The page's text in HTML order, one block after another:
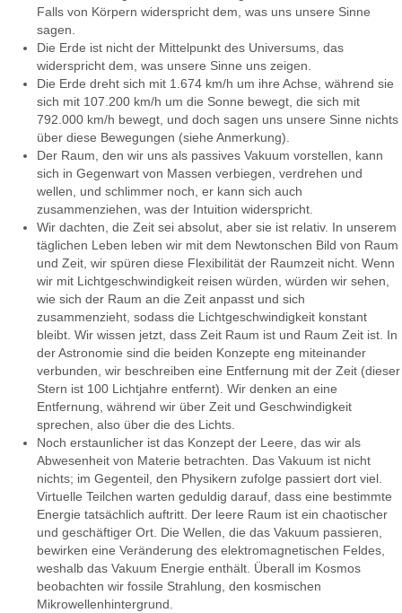
Falls von Körpern widerspricht dem, was uns unsere Sinne
sagen.
Die Erde ist nicht der Mittelpunkt des Universums, das
widerspricht dem, was unsere Sinne uns zeigen.
Die Erde dreht sich mit 1.674 km/h um ihre Achse, während sie
sich mit 107.200 km/h um die Sonne bewegt, die sich mit
792.000 km/h bewegt, und doch sagen uns unsere Sinne nichts
über diese Bewegungen (siehe Anmerkung).
Der Raum, den wir uns als passives Vakuum vorstellen, kann
sich in Gegenwart von Massen verbiegen, verdrehen und
wellen, und schlimmer noch, er kann sich auch
zusammenziehen, was der Intuition widerspricht.
Wir dachten, die Zeit sei absolut, aber sie ist relativ. In unserem
täglichen Leben leben wir mit dem Newtonschen Bild von Raum
und Zeit, wir spüren diese Flexibilität der Raumzeit nicht. Wenn
wir mit Lichtgeschwindigkeit reisen würden, würden wir sehen,
wie sich der Raum an die Zeit anpasst und sich
zusammenzieht, sodass die Lichtgeschwindigkeit konstant
bleibt. Wir wissen jetzt, dass Zeit Raum ist und Raum Zeit ist. In
der Astronomie sind die beiden Konzepte eng miteinander
verbunden, wir beschreiben eine Entfernung mit der Zeit (dieser
Stern ist 100 Lichtjahre entfernt). Wir denken an eine
Entfernung, während wir über Zeit und Geschwindigkeit
sprechen, also über die des Lichts.
Noch erstaunlicher ist das Konzept der Leere, das wir als
Abwesenheit von Materie betrachten. Das Vakuum ist nicht
nichts; im Gegenteil, den Physikern zufolge passiert dort viel.
Virtuelle Teilchen warten geduldig darauf, dass eine bestimmte
Energie tatsächlich auftritt. Der leere Raum ist ein chaotischer
und geschäftiger Ort. Die Wellen, die das Vakuum passieren,
bewirken eine Veränderung des elektromagnetischen Feldes,
weshalb das Vakuum Energie enthält. Überall im Kosmos
beobachten wir fossile Strahlung, den kosmischen
Mikrowellenhintergrund.